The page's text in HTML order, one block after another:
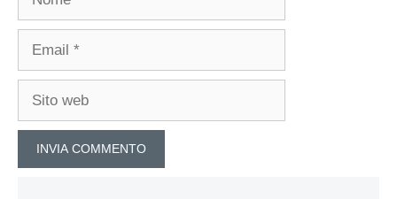
Email
Sito